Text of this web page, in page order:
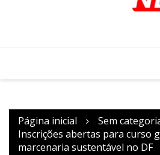
Página inicial
Sem
Inscrições abertas para curso
marcenaria sustentável no DF